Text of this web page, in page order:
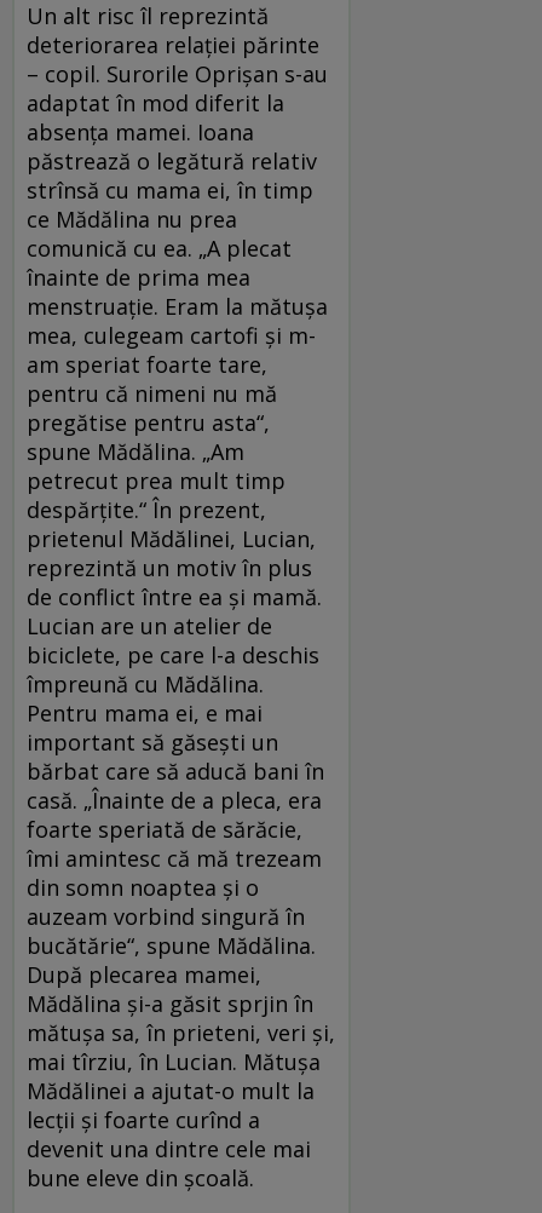
Un alt risc îl reprezintă
deteriorarea relaţiei părinte
– copil. Surorile Oprişan s-au
adaptat în mod diferit la
absenţa mamei. Ioana
păstrează o legătură relativ
strînsă cu mama ei, în timp
ce Mădălina nu prea
comunică cu ea. „A plecat
înainte de prima mea
menstruaţie. Eram la mătuşa
mea, culegeam cartofi şi m-
am speriat foarte tare,
pentru că nimeni nu mă
pregătise pentru asta“,
spune Mădălina. „Am
petrecut prea mult timp
despărţite.“ În prezent,
prietenul Mădălinei, Lucian,
reprezintă un motiv în plus
de conflict între ea şi mamă.
Lucian are un atelier de
biciclete, pe care l-a deschis
împreună cu Mădălina.
Pentru mama ei, e mai
important să găseşti un
bărbat care să aducă bani în
casă. „Înainte de a pleca, era
foarte speriată de sărăcie,
îmi amintesc că mă trezeam
din somn noaptea şi o
auzeam vorbind singură în
bucătărie“, spune Mădălina.
După plecarea mamei,
Mădălina şi-a găsit sprjin în
mătuşa sa, în prieteni, veri şi,
mai tîrziu, în Lucian. Mătuşa
Mădălinei a ajutat-o mult la
lecţii şi foarte curînd a
devenit una dintre cele mai
bune eleve din şcoală.